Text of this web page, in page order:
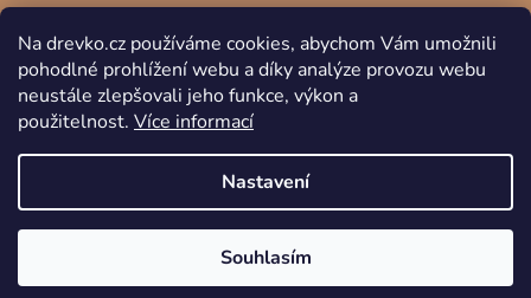
Na drevko.cz používáme cookies, abychom Vám umožnili
pohodlné prohlížení webu a díky analýze provozu webu
neustále zlepšovali jeho funkce, výkon a
použitelnost. Více informací
Nastavení
Souhlasím
Vytvořil Shoptet